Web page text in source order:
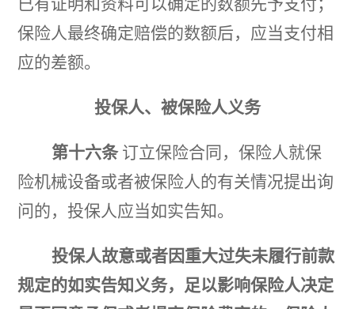
保险人最终确定赔偿的数额后，应当支付相
应的差额。
投保人、被保险人义务
第十六条 订立保险合同，保险人就保
险机械设备或者被保险人的有关情况提出询
问的，投保人应当如实告知。
投保人故意或者因重大过失未履行前款
规定的如实告知义务，足以影响保险人决定